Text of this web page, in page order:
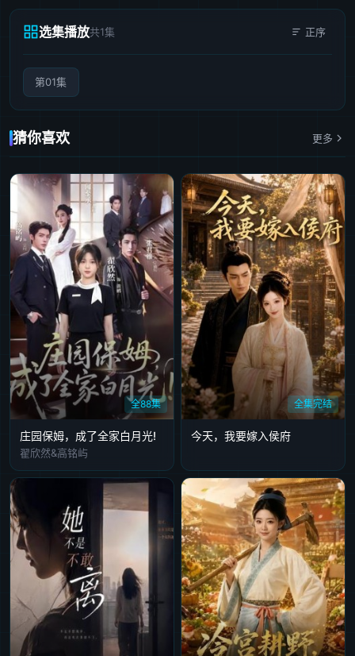
选集播放共1集 正序
第01集
猜你喜欢 更多
全88集
庄园保姆，成了全家白月光!
翟欣然&高铭屿
全集完结
今天，我要嫁入侯府